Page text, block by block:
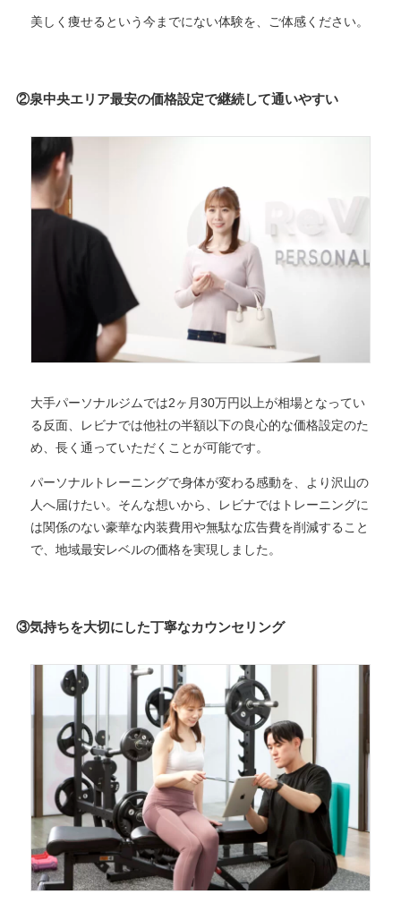
美しく痩せるという今までにない体験を、ご体感ください。
②泉中央エリア最安の価格設定で継続して通いやすい
大手パーソナルジムでは2ヶ月30万円以上が相場となってい
る反面、レビナでは他社の半額以下の良心的な価格設定のた
め、長く通っていただくことが可能です。
パーソナルトレーニングで身体が変わる感動を、より沢山の
人へ届けたい。そんな想いから、レビナではトレーニングに
は関係のない豪華な内装費用や無駄な広告費を削減すること
で、地域最安レベルの価格を実現しました。
③気持ちを大切にした丁寧なカウンセリング